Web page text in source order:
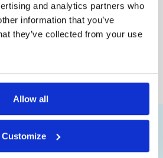
and analytics partners who
information that you’ve
they’ve collected from your use
Allow all
Customize
medKLMog har modtaget
€623
Start dit krav